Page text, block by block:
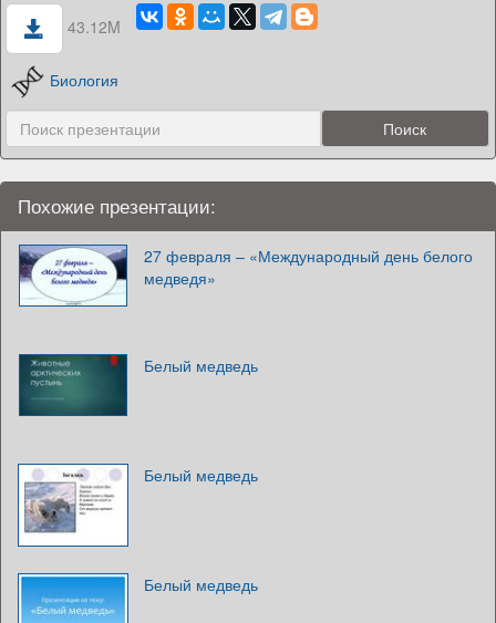
43.12M
Биология
Похожие презентации:
27 февраля – «Международный день белого
медведя»
Белый медведь
Белый медведь
Белый медведь